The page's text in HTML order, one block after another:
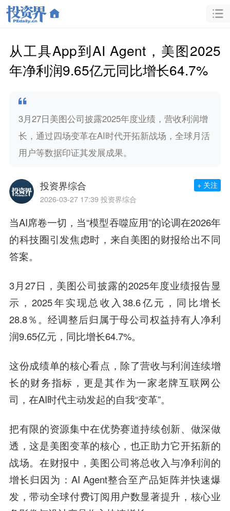
从工具App到AI Agent，美图2025
年净利润9.65亿元同比增长64.7%
3月27日美图公司披露2025年度业绩，营收利润增
长，通过四场变革在AI时代开拓新战场，全球月活
用户等数据印证其发展成果。
投资界综合
2026-03-27 17:39 投资界综合
+ 关注
当AI席卷一切，当“模型吞噬应用”的论调在2026年
的科技圈引发焦虑时，来自美图的财报给出不同
答案。
3月27日，美图公司披露的2025年度业绩报告显
示，2025年实现总收入38.6亿元，同比增长
28.8％。经调整后归属于母公司权益持有人净利
润9.65亿元，同比增长64.7%。
这份成绩单的核心看点，除了营收与利润连续增
长的财务指标，更是其作为一家老牌互联网公
司，在AI时代主动发起的自我“变革”。
把有限的资源集中在优势赛道持续创新、做深做
透，这是美图变革的核心，也正助力它开拓新的
战场。在财报中，美图公司将总收入与净利润的
增长归因为：AI Agent整合至产品矩阵并快速爆
发，带动全球付费订阅用户数显著提升，核心业